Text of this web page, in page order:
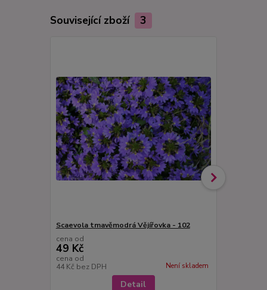
Související zboží 3
Scaevola tmavěmodrá Vějířovka - 102
cena od
49 Kč
cena od
44 Kč bez DPH Není skladem
Detail